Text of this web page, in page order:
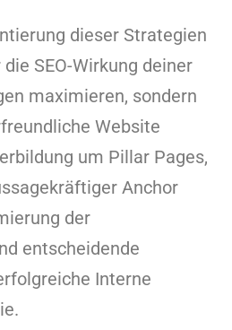
dieser Strategien
SEO-Wirkung deiner
maximieren, sondern
Website
um Pillar Pages,
Anchor
der
entscheidende
Interne